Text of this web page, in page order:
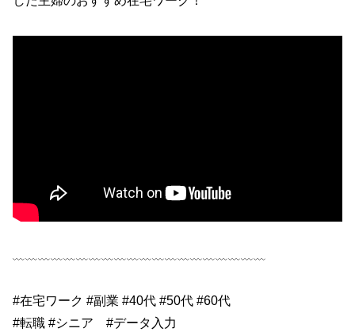
﹏﹏﹏﹏﹏﹏﹏﹏﹏﹏﹏﹏﹏﹏﹏﹏﹏﹏﹏﹏
#在宅ワーク #副業 #40代 #50代 #60代
#転職 #シニア #データ入力